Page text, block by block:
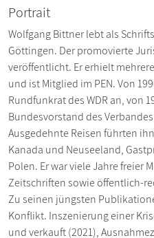
Portrait
Wolfgang Bittner lebt als
Göttingen. Der promovierte
veröffentlicht. Er erhielt
und ist Mitglied im PEN. Von
Rundfunkrat des WDR an, von
Bundesvorstand des
Ausgedehnte Reisen führten
Kanada und Neuseeland,
Polen. Er war viele Jahre freier
Zeitschriften sowie öffentlich-
Zu seinen jüngsten
Konflikt. Inszenierung einer
und verkauft (2021),